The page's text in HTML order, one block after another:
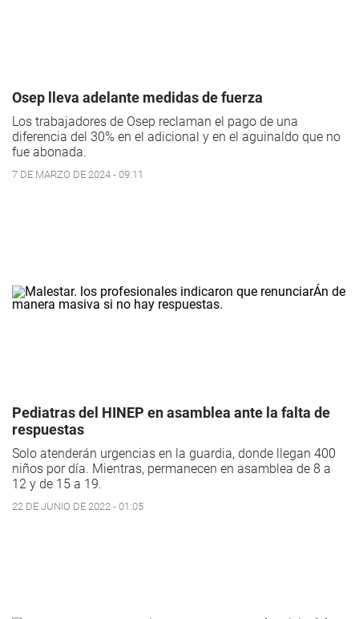
Osep lleva adelante medidas de fuerza
Los trabajadores de Osep reclaman el pago de una
diferencia del 30% en el adicional y en el aguinaldo que no
fue abonada.
7 DE MARZO DE 2024 - 09:11
Pediatras del HINEP en asamblea ante la falta de
respuestas
Solo atenderán urgencias en la guardia, donde llegan 400
niños por día. Mientras, permanecen en asamblea de 8 a
12 y de 15 a 19.
22 DE JUNIO DE 2022 - 01:05